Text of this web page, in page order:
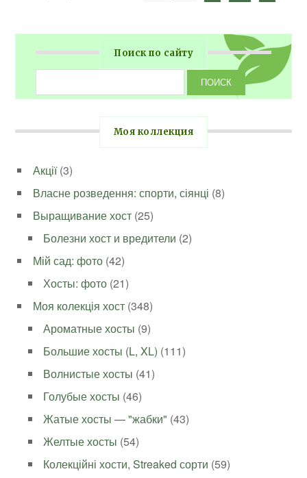
Поиск по сайту
Моя коллекция
Акції(3)
Власне розведення: спорти, сіянці (8)
Выращивание хост (25)
Болезни хост и вредители (2)
Мій сад: фото (42)
Хосты: фото (21)
Моя колекція хост (348)
Ароматные хосты (9)
Большие хосты (L, XL) (111)
Волнистые хосты (41)
Голубые хосты (46)
Жатые хосты — "жабки" (43)
Желтые хосты (54)
Колекційні хости, Streaked сорти (59)